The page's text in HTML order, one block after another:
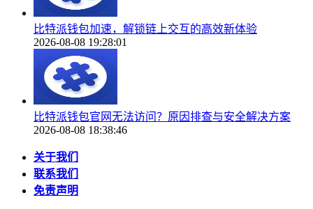
比特派钱包加速，解锁链上交互的高效新体验
2026-08-08 19:28:01
比特派钱包官网无法访问？原因排查与安全解决方案
2026-08-08 18:38:46
关于我们
联系我们
免责声明